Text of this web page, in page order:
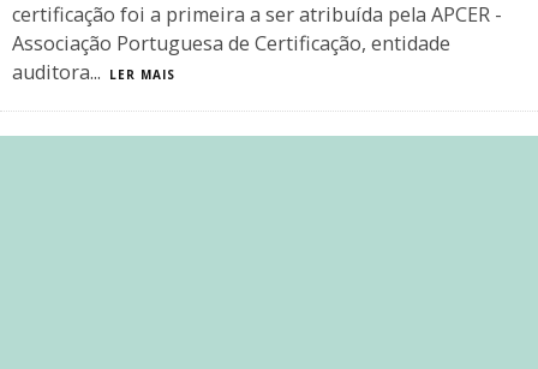
certificação foi a primeira a ser atribuída pela APCER -
Associação Portuguesa de Certificação, entidade
auditora... LER MAIS